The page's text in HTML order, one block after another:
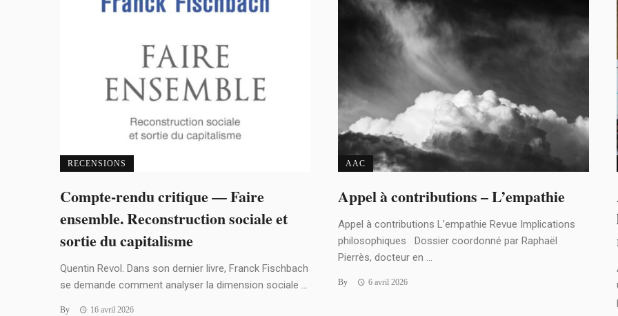
RECENSIONS
Compte-rendu critique — Faire
ensemble. Reconstruction sociale et
sortie du capitalisme
Quentin Revol. Dans son dernier livre, Franck Fischbach
se demande comment analyser la dimension sociale ...
By 16 avril 2026
AAC
Appel à contributions – L’empathie
Appel à contributions L’empathie Revue Implications
philosophiques Dossier coordonné par Raphaël
Pierrès, docteur en ...
By 6 avril 2026